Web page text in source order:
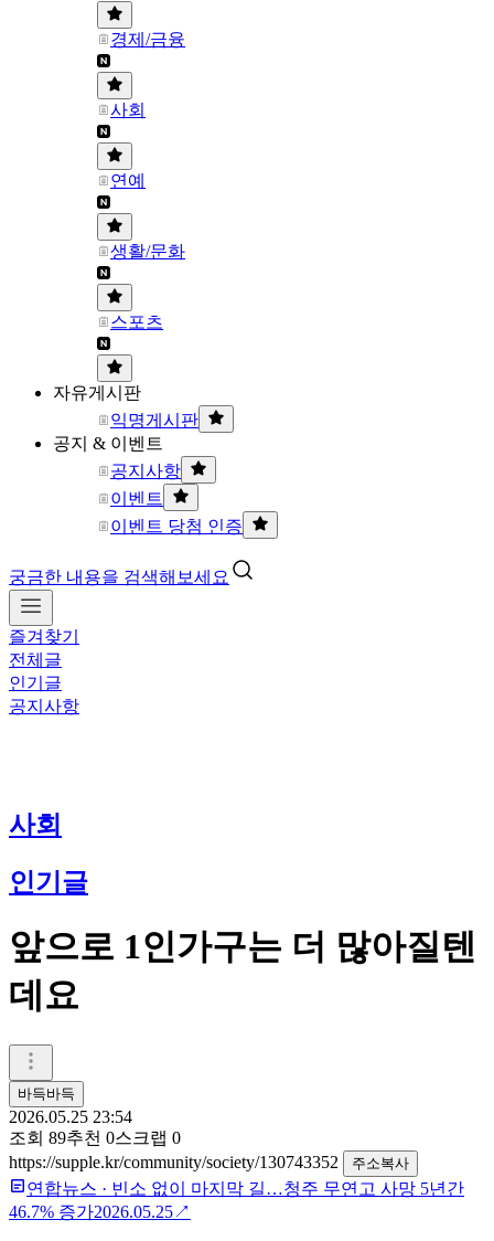
경제/금융
사회
연예
생활/문화
스포츠
자유게시판
익명게시판
공지 & 이벤트
공지사항
이벤트
이벤트 당첨 인증
궁금한 내용을 검색해보세요
즐겨찾기
전체글
인기글
공지사항
사회
인기글
앞으로 1인가구는 더 많아질텐
데요
바득바득
2026.05.25 23:54
조회 89추천 0스크랩 0
https://supple.kr/community/society/130743352
주소복사
연합뉴스 · 빈소 없이 마지막 길…청주 무연고 사망 5년간
46.7% 증가2026.05.25↗